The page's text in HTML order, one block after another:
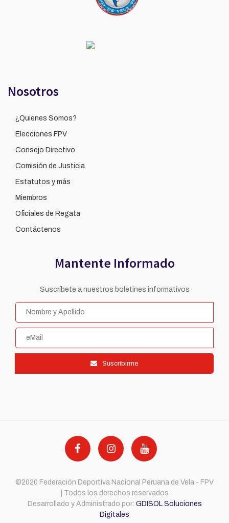
Nosotros
¿Quienes Somos?
Elecciones FPV
Consejo Directivo
Comisión de Justicia
Estatutos y más
Miembros
Oficiales de Regata
Contáctenos
Mantente Informado
Suscríbete a nuestros boletines informativos
Suscribirme
©2020 Federación Deportiva Nacional Peruana de Vela - FPV
| Todos los derechos reservados
Desarrollado y Administrado por: GDISOL Soluciones
Digitales